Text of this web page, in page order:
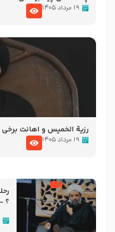
الاسلام شیخ حسین یوسفی
۱۹ مرداد ۱۴۰۵
رزیة الخمیس و اهانت
رخ داد که پیامبر رحمت ،
۱۹ مرداد ۱۴۰۵
؟